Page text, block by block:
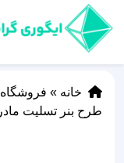
خانه » فروشگاه
طرح بنر تسلیت مادر